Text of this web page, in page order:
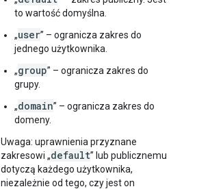
to wartość domyślna.
„user” – ogranicza zakres do
jednego użytkownika.
„group” – ogranicza zakres do
grupy.
„domain” – ogranicza zakres do
domeny.
Uwaga: uprawnienia przyznane
zakresowi „default” lub publicznemu
dotyczą każdego użytkownika,
niezależnie od tego, czy jest on